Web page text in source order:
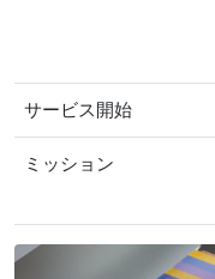
サービス開始
ミッション